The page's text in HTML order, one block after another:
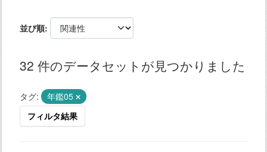
並び順
32 件のデータセットが見つかりました
タグ:
年鑑05
フィルタ結果